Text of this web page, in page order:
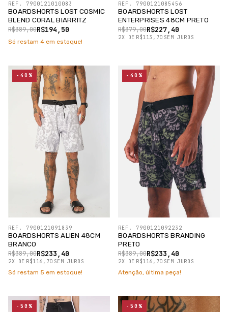
BOARDSHORTS LOST COSMIC
BLEND CORAL BIARRITZ
R$194,50
R$389,00
REF. 7900121010083
Só restam 4 em estoque!
BOARDSHORTS LOST
ENTERPRISES 48CM PRETO
R$227,40
R$379,00
2X DE R$113,70 SEM JUROS
REF. 7900121085456
BOARDSHORTS ALIEN 48CM
BRANCO
R$233,40
R$389,00
2X DE R$116,70 SEM JUROS
REF. 7900121091839
-40%
Só restam 5 em estoque!
BOARDSHORTS BRANDING
PRETO
R$233,40
R$389,00
2X DE R$116,70 SEM JUROS
REF. 7900121092232
-40%
Atenção, última peça!
-50% -50%